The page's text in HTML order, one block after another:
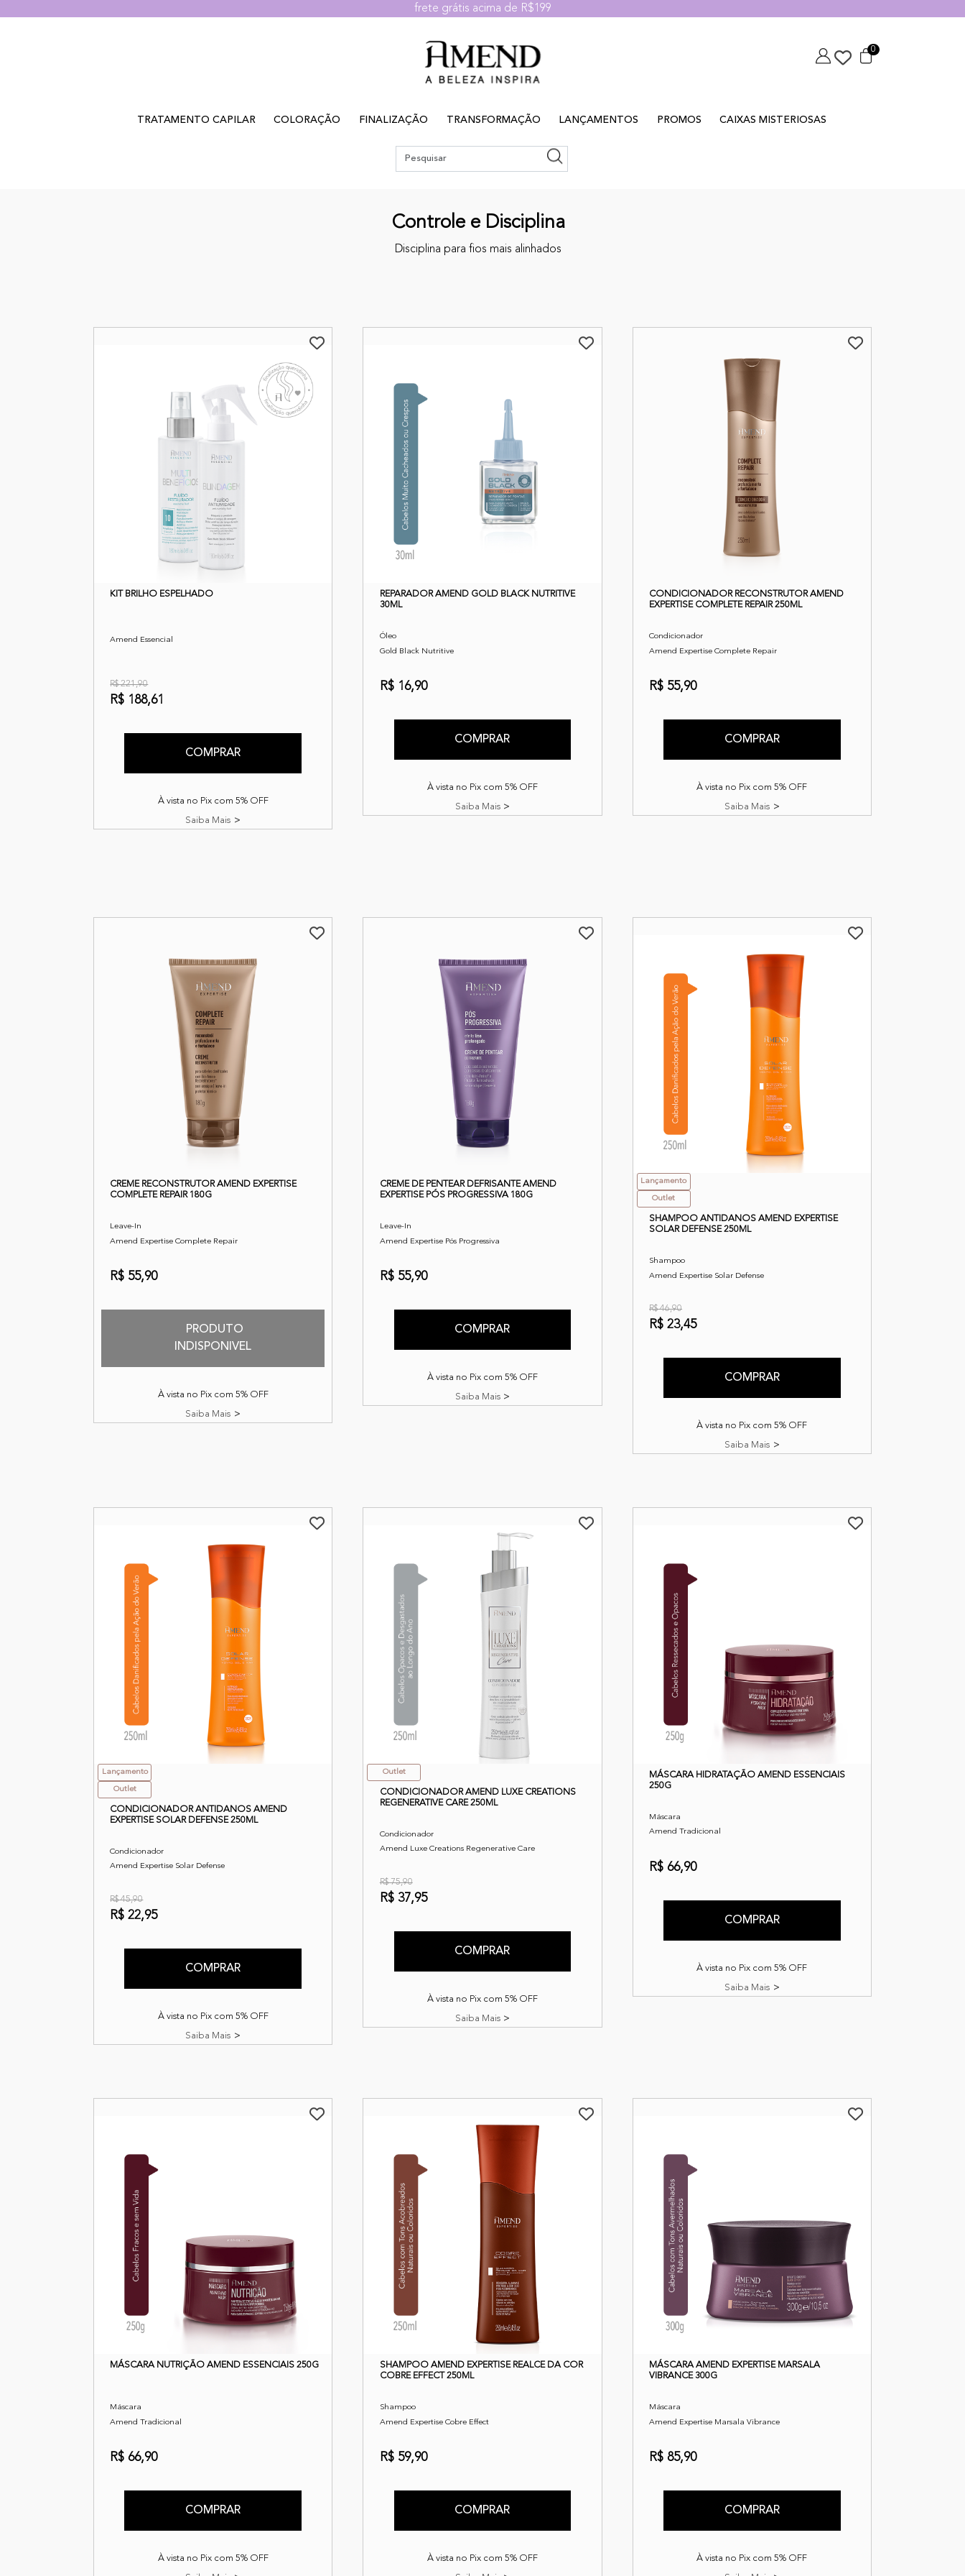
frete grátis acima de R$199
0
TRATAMENTO CAPILAR COLORAÇÃO FINALIZAÇÃO TRANSFORMAÇÃO LANÇAMENTOS PROMOS CAIXAS MISTERIOSAS
Controle e Disciplina
Disciplina para fios mais alinhados
KIT BRILHO ESPELHADO
Amend Essencial
R$ 221,90
R$ 188,61
COMPRAR
À vista no Pix com 5% OFF
Saiba Mais
REPARADOR AMEND GOLD BLACK NUTRITIVE
30ML
Óleo
Gold Black Nutritive
R$ 16,90
COMPRAR
À vista no Pix com 5% OFF
Saiba Mais
CONDICIONADOR RECONSTRUTOR AMEND
EXPERTISE COMPLETE REPAIR 250ML
Condicionador
Amend Expertise Complete Repair
R$ 55,90
COMPRAR
À vista no Pix com 5% OFF
Saiba Mais
CREME RECONSTRUTOR AMEND EXPERTISE
COMPLETE REPAIR 180G
Leave-In
Amend Expertise Complete Repair
R$ 55,90
INDISPONIVEL
À vista no Pix com 5% OFF
Saiba Mais
CREME DE PENTEAR DEFRISANTE AMEND
EXPERTISE PÓS PROGRESSIVA 180G
Leave-In
Amend Expertise Pós Progressiva
R$ 55,90
COMPRAR
À vista no Pix com 5% OFF
Saiba Mais
Lançamento
Outlet
SHAMPOO ANTIDANOS AMEND EXPERTISE
SOLAR DEFENSE 250ML
Shampoo
Amend Expertise Solar Defense
R$ 46,90
R$ 23,45
COMPRAR
À vista no Pix com 5% OFF
Saiba Mais
Lançamento
Outlet
CONDICIONADOR ANTIDANOS AMEND
EXPERTISE SOLAR DEFENSE 250ML
Condicionador
Amend Expertise Solar Defense
R$ 45,90
R$ 22,95
COMPRAR
À vista no Pix com 5% OFF
Saiba Mais
Outlet
CONDICIONADOR AMEND LUXE CREATIONS
REGENERATIVE CARE 250ML
Condicionador
Amend Luxe Creations Regenerative Care
R$ 75,90
R$ 37,95
COMPRAR
À vista no Pix com 5% OFF
Saiba Mais
MÁSCARA HIDRATAÇÃO AMEND ESSENCIAIS
250G
Máscara
Amend Tradicional
R$ 66,90
COMPRAR
À vista no Pix com 5% OFF
Saiba Mais
MÁSCARA NUTRIÇÃO AMEND ESSENCIAIS 250G
Máscara
Amend Tradicional
R$ 66,90
COMPRAR
À vista no Pix com 5% OFF
SHAMPOO AMEND EXPERTISE REALCE DA COR
COBRE EFFECT 250ML
Shampoo
Amend Expertise Cobre Effect
R$ 59,90
COMPRAR
À vista no Pix com 5% OFF
MÁSCARA AMEND EXPERTISE MARSALA
VIBRANCE 300G
Máscara
Amend Expertise Marsala Vibrance
R$ 85,90
COMPRAR
À vista no Pix com 5% OFF